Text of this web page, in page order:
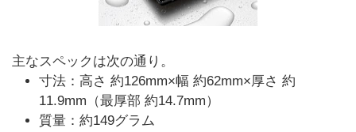
主なスペックは次の通り。
寸法：高さ 約126mm×幅 約62mm×厚さ 約
11.9mm（最厚部 約14.7mm）
質量：約149グラム